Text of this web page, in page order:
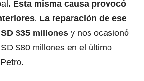
. Esta misma causa provocó
La reparación de ese
$35 millones y nos ocasionó
$80 millones en el último